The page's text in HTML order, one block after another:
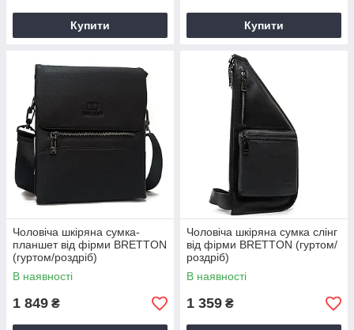
Купити Купити
Чоловіча шкіряна сумка-
планшет від фірми BRETTON
(гуртом/роздріб)
В наявності
1 849 ₴
Чоловіча шкіряна сумка слінг
від фірми BRETTON (гуртом/
роздріб)
В наявності
1 359 ₴